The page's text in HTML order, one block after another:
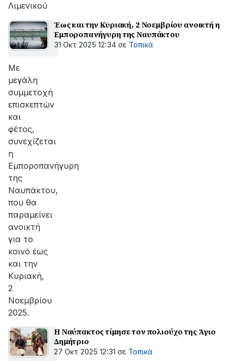
Λιμενικού
Έως και την Κυριακή, 2 Νοεμβρίου ανοικτή η
Εμποροπανήγυρη της Ναυπάκτου
31 Οκτ 2025 12:34 σε Τοπικά
Με
μεγάλη
συμμετοχή
επισκεπτών
και
φέτος,
συνεχίζεται
η
Εμποροπανήγυρη
της
Ναυπάκτου,
που θα
παραμείνει
ανοικτή
για το
κοινό έως
και την
Κυριακή,
2
Νοεμβρίου
2025.
Η Ναύπακτος τίμησε τον πολιούχο της Άγιο
Δημήτριο
27 Οκτ 2025 12:31 σε Τοπικά